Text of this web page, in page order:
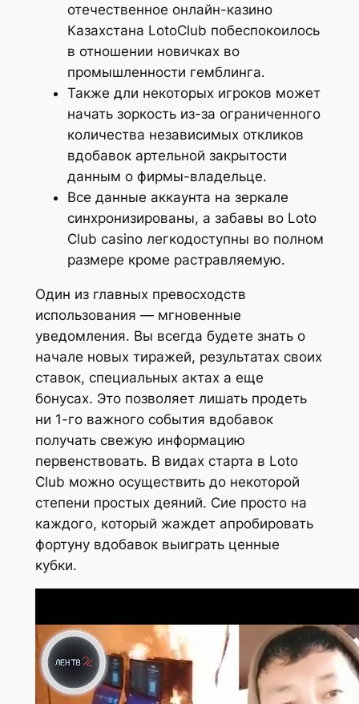
отечественное онлайн-казино
Казахстана LotoClub побеспокоилось
в отношении новичках во
промышленности гемблинга.
Также дли некоторых игроков может
начать зоркость из-за ограниченного
количества независимых откликов
вдобавок артельной закрытости
данным о фирмы-владельце.
Все данные аккаунта на зеркале
синхронизированы, а забавы во Loto
Club casino легкодоступны во полном
размере кроме растравляемую.
Один из главных превосходств
использования — мгновенные
уведомления. Вы всегда будете знать о
начале новых тиражей, результатах своих
ставок, специальных актах а еще
бонусах. Это позволяет лишать продеть
ни 1-го важного события вдобавок
получать свежую информацию
первенствовать. В видах старта в Loto
Club можно осуществить до некоторой
степени простых деяний. Сие просто на
каждого, который жаждет апробировать
фортуну вдобавок выиграть ценные
кубки.